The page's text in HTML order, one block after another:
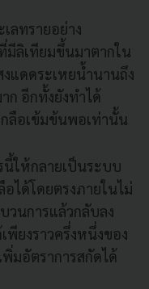
ลทรายอย่าง
มีลิเทียมขึ้นมาตากใน
แดดระเหยน้ำนานถึง
ก อีกทั้งยังทำได้
ลือเข้มข้นพอเท่านั้น
นี้ให้กลายเป็นระบบ
ได้โดยตรงภายในไม่
วนการแล้วกลับลง
พียงราวครึ่งหนึ่งของ
มอัตราการสกัดได้